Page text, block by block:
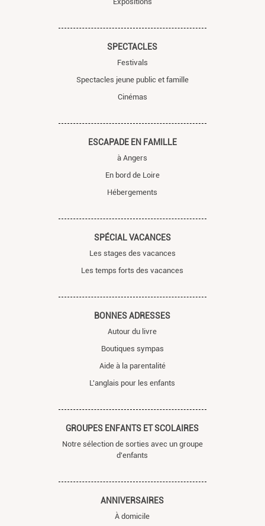
SPECTACLES
Festivals
Spectacles jeune public et famille
Cinémas
ESCAPADE EN FAMILLE
à Angers
En bord de Loire
Hébergements
SPÉCIAL VACANCES
Les stages des vacances
Les temps forts des vacances
BONNES ADRESSES
Autour du livre
Boutiques sympas
Aide à la parentalité
L'anglais pour les enfants
GROUPES ENFANTS ET SCOLAIRES
Notre sélection de sorties avec un groupe
d'enfants
ANNIVERSAIRES
À domicile